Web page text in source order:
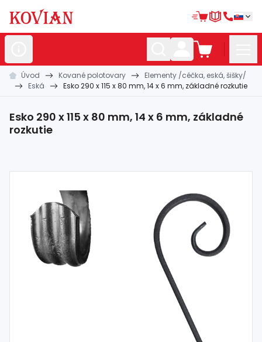
Nerezovépolotovary
Kovanépolotovary
Bránovésystémy
Automatizácia
Dom, dielňa,záhrada
Hutníckymateriál
materiál
Úvod Kované polotovary
Elementy /céčka, eská, šišky/
Eská
Esko 290 x 115 x 80 mm, 14 x 6 mm, základné rozkutie
Esko 290 x 115 x 80 mm, 14 x 6 mm, základné
rozkutie